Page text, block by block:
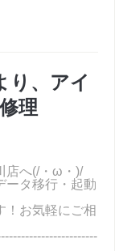
り、アイ
理
店へ(/・ω・)/
ータ移行・起動
！お気軽にご相